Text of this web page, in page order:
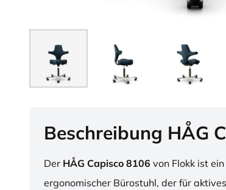
Beschreibung HÅG
Der HÅG Capisco 8106 von Flokk ist
ergonomischer Bürostuhl, der für